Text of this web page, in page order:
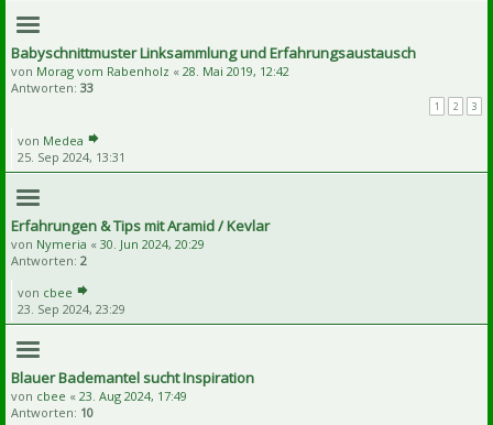
Babyschnittmuster Linksammlung und Erfahrungsaustausch
von Morag vom Rabenholz « 28. Mai 2019, 12:42
Antworten: 33
1 2 3
von Medea
25. Sep 2024, 13:31
Erfahrungen & Tips mit Aramid / Kevlar
von Nymeria « 30. Jun 2024, 20:29
Antworten: 2
von cbee
23. Sep 2024, 23:29
Blauer Bademantel sucht Inspiration
von cbee « 23. Aug 2024, 17:49
Antworten: 10